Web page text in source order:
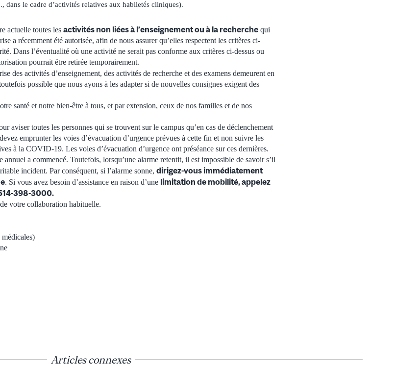
dans le cadre d’activités relatives aux habiletés cliniques).
actuelle toutes les activités non liées à l’enseignement ou à la recherche qui
a récemment été autorisée, afin de nous assurer qu’elles respectent les critères ci-
Dans l’éventualité où une activité ne serait pas conforme aux critères ci-dessus ou
pourrait être retirée temporairement.
des activités d’enseignement, des activités de recherche et des examens demeurent en
possible que nous ayons à les adapter si de nouvelles consignes exigent des
santé et notre bien-être à tous, et par extension, ceux de nos familles et de nos
aviser toutes les personnes qui se trouvent sur le campus qu’en cas de déclenchement
emprunter les voies d’évacuation d’urgence prévues à cette fin et non suivre les
à la COVID-19. Les voies d’évacuation d’urgence ont préséance sur ces dernières.
annuel a commencé. Toutefois, lorsqu’une alarme retentit, il est impossible de savoir s’il
incident. Par conséquent, si l’alarme sonne, dirigez-vous immédiatement
. Si vous avez besoin d’assistance en raison d’une limitation de mobilité, appelez
398-3000.
votre collaboration habituelle.
Articles connexes